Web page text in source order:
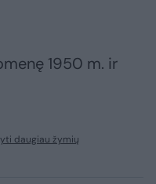
1950 m. ir
daugiau žymių